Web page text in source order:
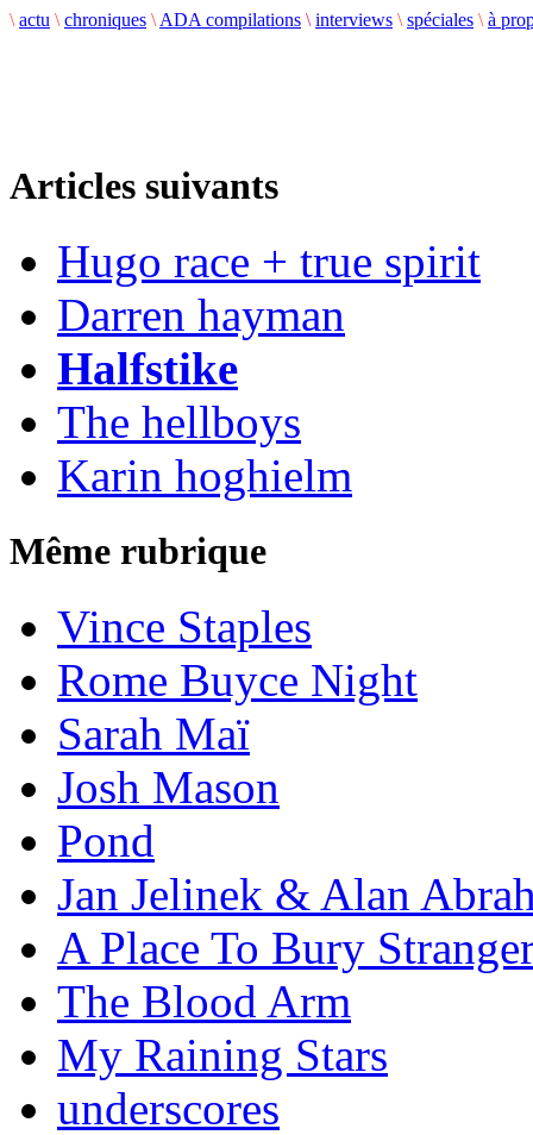
\ actu \ chroniques \ ADA compilations \ interviews \ spéciales \ à
Articles suivants
Hugo race + true spirit
Darren hayman
Halfstike
The hellboys
Karin hoghielm
Même rubrique
Vince Staples
Rome Buyce Night
Sarah Maï
Josh Mason
Pond
Jan Jelinek & Alan
A Place To Bury
The Blood Arm
My Raining Stars
underscores